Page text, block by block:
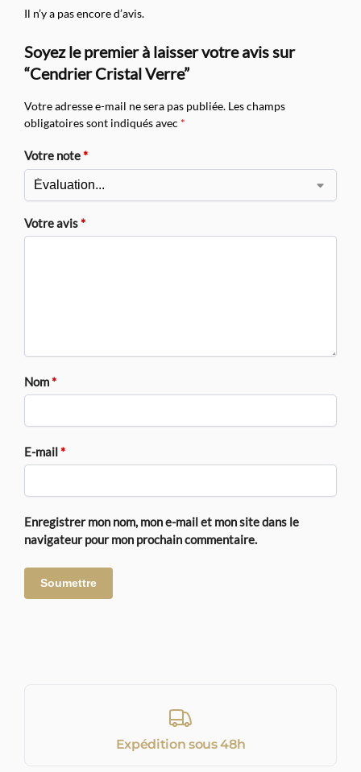
Il n’y a pas encore d’avis.
Soyez le premier à laisser votre avis sur
“Cendrier Cristal Verre”
Votre adresse e-mail ne sera pas publiée. Les champs
obligatoires sont indiqués avec *
Votre note*
Votre avis*
Nom*
E-mail*
Enregistrer mon nom, mon e-mail et mon site dans le
navigateur pour mon prochain commentaire.
Expédition sous 48h